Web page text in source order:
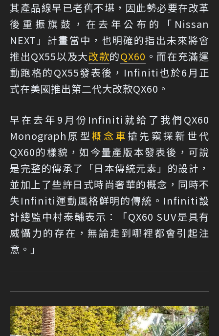
其產品線早已老舊不堪，因此勢必要在改革
後重振旗鼓，在去年公布的「Nissan
NEXT」計畫當中，也明確的指出未來將會
推出QX55以及大改款的QX60 。而在充滿運
動跑格的QX55發表後，Infiniti也於6月正
式在美國推出第二代大改款QX60。
早在去年9月份Infiniti就給了我們QX60
Monograph原型概念車 搶先窺探新世代
QX60的樣貌，如今量產版本發表後，可說
是完整的傳承了「日本傳統元素」的設計，
並加上了些許日式時尚奢華的概念，同時不
失Infiniti運動風格鮮明的傳統。Infiniti設
計總監中村泰輔表示：「QX60 SUV是具有
威懾力的存在，無論走到哪裡都會引起注
意。」